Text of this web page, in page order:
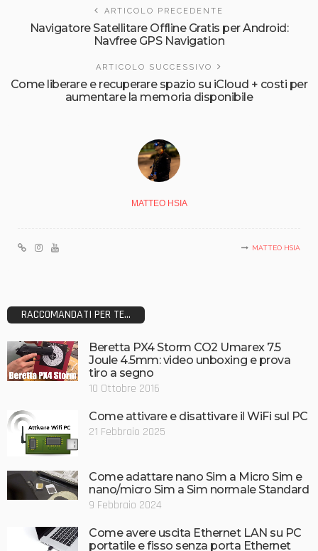
ARTICOLO PRECEDENTE
Navigatore Satellitare Offline Gratis per Android:
Navfree GPS Navigation
ARTICOLO SUCCESSIVO
Come liberare e recuperare spazio su iCloud + costi per
aumentare la memoria disponibile
MATTEO HSIA
MATTEO HSIA
RACCOMANDATI PER TE...
Beretta PX4 Storm CO2 Umarex 7.5
Joule 4.5mm: video unboxing e prova
tiro a segno
10 Ottobre 2016
Come attivare e disattivare il WiFi sul PC
21 Febbraio 2025
Come adattare nano Sim a Micro Sim e
nano/micro Sim a Sim normale Standard
9 Febbraio 2024
Come avere uscita Ethernet LAN su PC
portatile e fisso senza porta Ethernet